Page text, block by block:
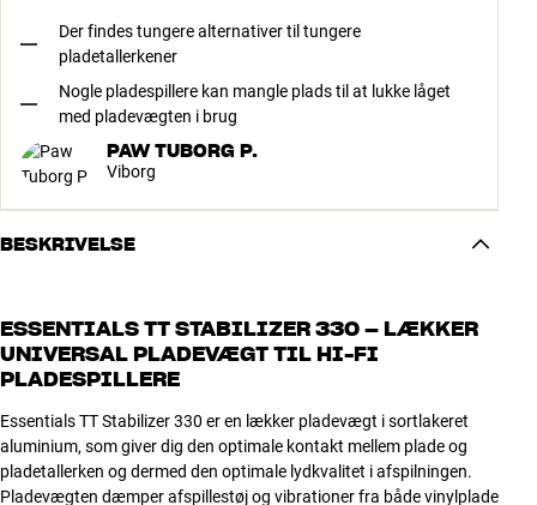
Der findes tungere alternativer til tungere
pladetallerkener
Nogle pladespillere kan mangle plads til at lukke låget
med pladevægten i brug
PAW TUBORG P.
Viborg
BESKRIVELSE
ESSENTIALS TT STABILIZER 330 – LÆKKER
UNIVERSAL PLADEVÆGT TIL HI-FI
PLADESPILLERE
Essentials TT Stabilizer 330 er en lækker pladevægt i sortlakeret
aluminium, som giver dig den optimale kontakt mellem plade og
pladetallerken og dermed den optimale lydkvalitet i afspilningen.
Pladevægten dæmper afspillestøj og vibrationer fra både vinylplade